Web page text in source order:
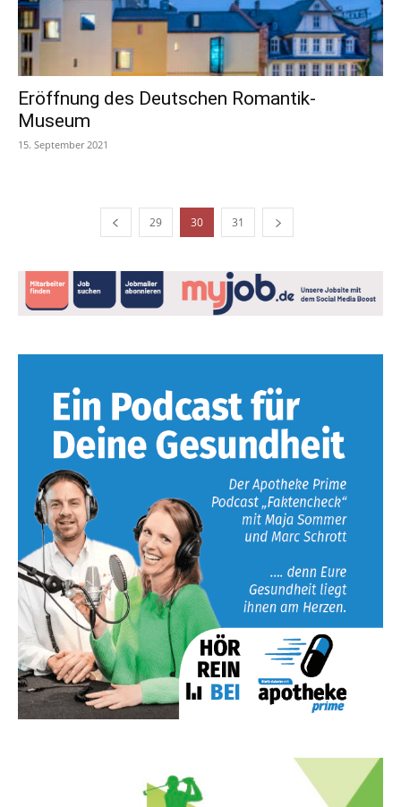
Eröffnung des Deutschen Romantik-
Museum
15. September 2021
29 30 31